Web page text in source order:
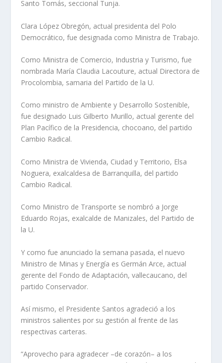
Santo Tomás, seccional Tunja.
Clara López Obregón, actual presidenta del Polo
Democrático, fue designada como Ministra de Trabajo.
Como Ministra de Comercio, Industria y Turismo, fue
nombrada María Claudia Lacouture, actual Directora de
Procolombia, samaria del Partido de la U.
Como ministro de Ambiente y Desarrollo Sostenible,
fue designado Luis Gilberto Murillo, actual gerente del
Plan Pacífico de la Presidencia, chocoano, del partido
Cambio Radical.
Como Ministra de Vivienda, Ciudad y Territorio, Elsa
Noguera, exalcaldesa de Barranquilla, del partido
Cambio Radical.
Como Ministro de Transporte se nombró a Jorge
Eduardo Rojas, exalcalde de Manizales, del Partido de
la U.
Y como fue anunciado la semana pasada, el nuevo
Ministro de Minas y Energía es Germán Arce, actual
gerente del Fondo de Adaptación, vallecaucano, del
partido Conservador.
Así mismo, el Presidente Santos agradeció a los
ministros salientes por su gestión al frente de las
respectivas carteras.
“Aprovecho para agradecer –de corazón– a los